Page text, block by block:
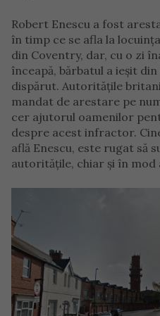
Robert Enescu a fost
în timp ce se afla la
din Coventry, dar, cu o zi
înceapă, bărbatul a ieșit
dispărut. Autoritățile
mandat de arestare pe
cer ajutorul oamenilor
despre acest infractor.
află Enescu, este rugat să
autoritățile, chiar și în mod